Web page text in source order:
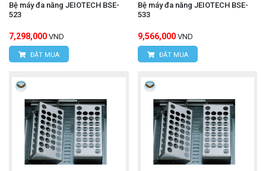
Bệ máy đa năng JEIOTECH BSE-
523
7,298,000 VND
ĐẶT MUA
Bệ máy đa năng JEIOTECH BSE-
533
9,566,000 VND
ĐẶT MUA